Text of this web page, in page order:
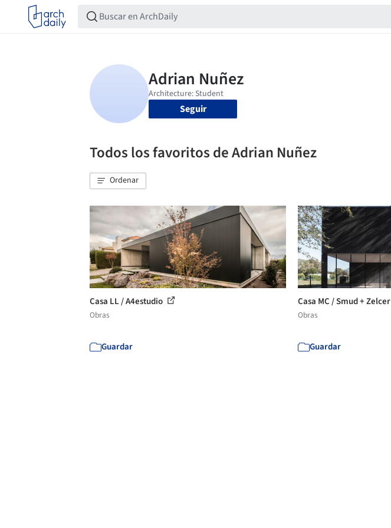
Seguir
Todos los favoritos de Adrian Nuñez
Ordenar
Casa LL / A4estudio
Obras
Guardar
Casa MC / Smud + Zelcer
Obras
Guardar